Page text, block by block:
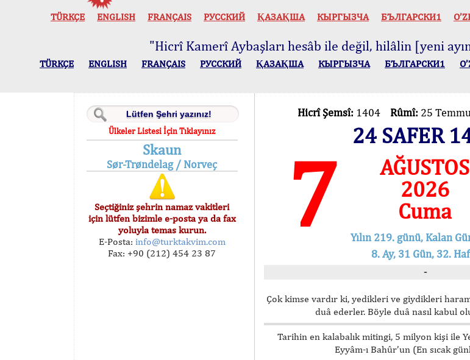
TÜRKÇE ENGLISH FRANÇAIS РУССКИЙ ҚАЗАҚША КЫPГЫЗЧA БЪЛГАРСКИ1
"Hicrî Kamerî Aybaşları hesâb ile değil, hilâlin [yeni
TÜRKÇE ENGLISH FRANÇAIS РУССКИЙ ҚАЗАҚША КЫPГЫЗЧA БЪЛГАРСКИ1
Ülkeler Listesi İçin Tıklayınız
Skaun
Sør-Trøndelag / Norveç
Seçtiğiniz şehrin namaz vakitleri
için lütfen bizimle e-posta ya da fax
yoluyla temas kurun.
E-Posta: info@turktakvim.com
Fax: +90 (212) 454 23 87
Hicrî Şemsî: 1404 Rûmî: 25
24 SAFER
7
AĞUSTOS
2026
Cuma
Yılın 219. günü, Kalan
8. Ay, 31 Gün, 32.
-
Çok kimse vardır ki, yedikleri ve giydikleri
duâ ederler. Böyle duâ nasıl kabul
Tarihin en kalabalık mitingi, 5 milyon kişi ile
Eyyâm-ı Bahûr’un (En sıcak